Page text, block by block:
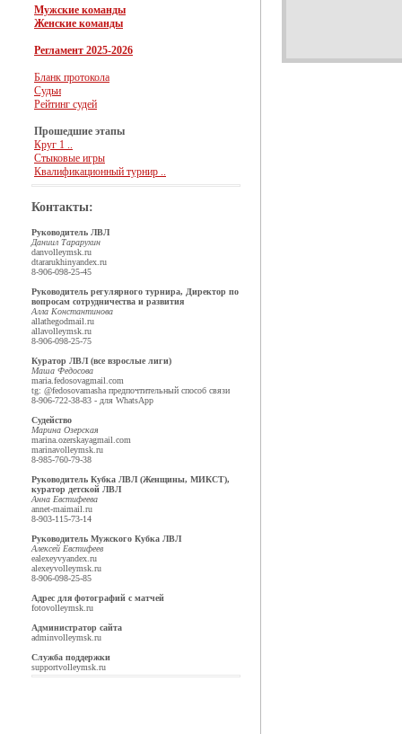
Мужские команды
Женские команды
Регламент 2025-2026
Бланк протокола
Судьи
Рейтинг судей
Прошедшие этапы
Круг 1 ..
Стыковые игры
Квалификационный турнир ..
Контакты:
Руководитель ЛВЛ
Даниил Тарарухин
danvolleymsk.ru
dtararukhinyandex.ru
8-906-098-25-45
Руководитель регулярного турнира, Директор по
вопросам сотрудничества и развития
Алла Константинова
allathegodmail.ru
allavolleymsk.ru
8-906-098-25-75
Куратор ЛВЛ (все взрослые лиги)
Маша Федосова
maria.fedosovagmail.com
tg: @fedosovamasha предпочтительный способ связи
8-906-722-38-83 - для WhatsApp
Судейство
Марина Озерская
marina.ozerskayagmail.com
marinavolleymsk.ru
8-985-760-79-38
Руководитель Кубка ЛВЛ (Женщины, МИКСТ),
куратор детской ЛВЛ
Анна Евстифеева
annet-maimail.ru
8-903-115-73-14
Руководитель Мужского Кубка ЛВЛ
Алексей Евстифеев
ealexeyvyandex.ru
alexeyvolleymsk.ru
8-906-098-25-85
Адрес для фотографий с матчей
fotovolleymsk.ru
Администратор сайта
adminvolleymsk.ru
Служба поддержки
supportvolleymsk.ru